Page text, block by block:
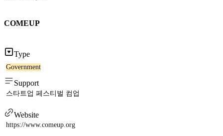
COMEUP
Type
Government
Support
스타트업 페스티벌 컴업
Website
https://www.comeup.org